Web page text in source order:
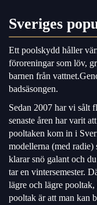
Sveriges
Ett poolskydd håller
föroreningar som löv,
barnen från
badsäsongen.
Sedan 2007 har vi sålt
senaste åren har varit
pooltaken kom in i
modellerna (med radie)
klarar snö galant och
tar en vintersemester.
lägre och lägre
pooltak är att man kan